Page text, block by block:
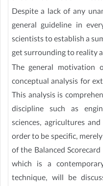
Despite a lack of any
general guideline in
scientists to establish a
get surrounding to reality
The general
conceptual analysis for
This analysis is
discipline such as
sciences, agricultures
order to be specific,
of the Balanced
which is a
technique, will be